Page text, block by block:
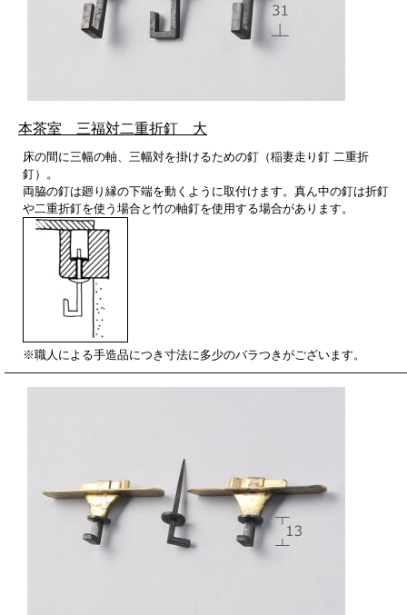
本茶室 三福対二重折釘 大
床の間に三幅の軸、三幅対を掛けるための釘（稲妻走り釘 二重折
釘）。
両脇の釘は廻り縁の下端を動くように取付けます。真ん中の釘は折釘
や二重折釘を使う場合と竹の軸釘を使用する場合があります。
※職人による手造品につき寸法に多少のバラつきがございます。